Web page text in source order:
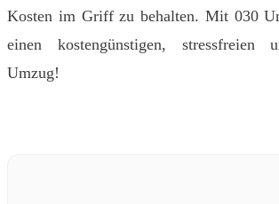
Kosten im Griff zu behalten. Mit 030
einen kostengünstigen, stressfreien
Umzug!